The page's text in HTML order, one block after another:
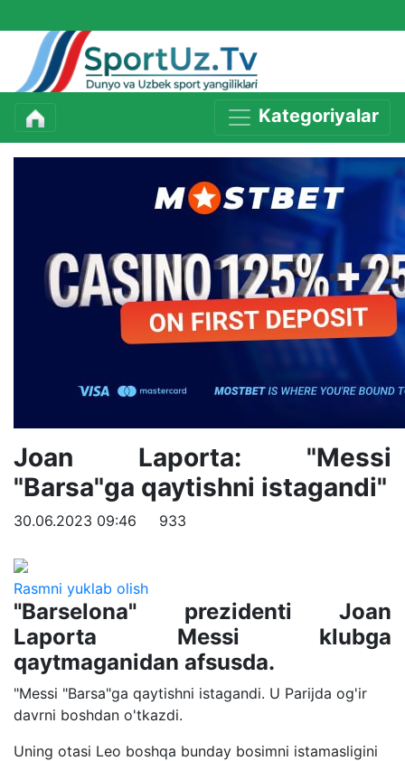
Kategoriyalar
Joan Laporta: "Messi
"Barsa"ga qaytishni istagandi"
30.06.2023 09:46 933
Rasmni yuklab olish
"Barselona" prezidenti Joan
Laporta Messi klubga
qaytmaganidan afsusda.
"Messi "Barsa"ga qaytishni istagandi. U Parijda og'ir
davrni boshdan o'tkazdi.
Uning otasi Leo boshqa bunday bosimni istamasligini